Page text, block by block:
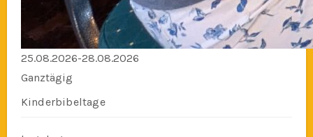
25.08.2026-28.08.2026
Ganztägig
Kinderbibeltage